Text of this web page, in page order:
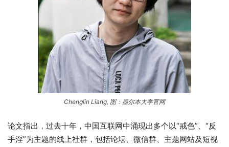
Chenglin Liang, 图：墨尔本大学官网
论文指出，过去十年，中国互联网中涌现出多个以“戒色”、“反
手淫”为主题的线上社群，包括论坛、微信群、主题网站及短视